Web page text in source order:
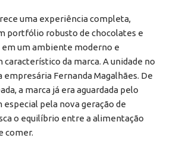
uma experiência completa,
portfólio robusto de chocolates e
um ambiente moderno e
característico da marca. A unidade no
Fernanda Magalhães. De
a marca já era aguardada pelo
pela nova geração de
o equilíbrio entre a alimentação
comer.